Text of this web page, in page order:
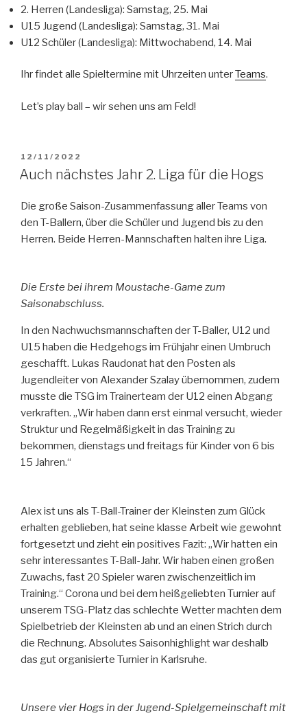
2. Herren (Landesliga): Samstag, 25. Mai
U15 Jugend (Landesliga): Samstag, 31. Mai
U12 Schüler (Landesliga): Mittwochabend, 14. Mai
Ihr findet alle Spieltermine mit Uhrzeiten unterTeams.
Let’s play ball – wir sehen uns am Feld!
VERÖFFENTLICHT
AM
12/11/2022
Auch nächstes Jahr 2. Liga für die Hogs
Die große Saison-Zusammenfassung aller Teams von
den T-Ballern, über die Schüler und Jugend bis zu den
Herren. Beide Herren-Mannschaften halten ihre Liga.
Die Erste bei ihrem Moustache-Game zum
Saisonabschluss.
In den Nachwuchsmannschaften der T-Baller, U12 und
U15 haben die Hedgehogs im Frühjahr einen Umbruch
geschafft. Lukas Raudonat hat den Posten als
Jugendleiter von Alexander Szalay übernommen, zudem
musste die TSG im Trainerteam der U12 einen Abgang
verkraften. „Wir haben dann erst einmal versucht, wieder
Struktur und Regelmäßigkeit in das Training zu
bekommen, dienstags und freitags für Kinder von 6 bis
15 Jahren.“
Alex ist uns als T-Ball-Trainer der Kleinsten zum Glück
erhalten geblieben, hat seine klasse Arbeit wie gewohnt
fortgesetzt und zieht ein positives Fazit: „Wir hatten ein
sehr interessantes T-Ball-Jahr. Wir haben einen großen
Zuwachs, fast 20 Spieler waren zwischenzeitlich im
Training.“ Corona und bei dem heißgeliebten Turnier auf
unserem TSG-Platz das schlechte Wetter machten dem
Spielbetrieb der Kleinsten ab und an einen Strich durch
die Rechnung. Absolutes Saisonhighlight war deshalb
das gut organisierte Turnier in Karlsruhe.
Unsere vier Hogs in der Jugend-Spielgemeinschaft mit